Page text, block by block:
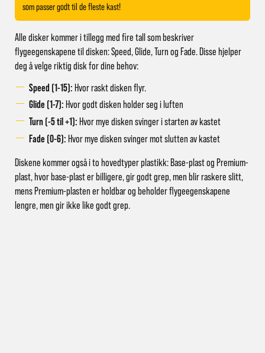
som passer godt til de fleste kast!
Alle disker kommer i tillegg med fire tall som beskriver
flygeegenskapene til disken: Speed, Glide, Turn og Fade. Disse hjelper
deg å velge riktig disk for dine behov:
Speed (1-15): Hvor raskt disken flyr.
Glide (1-7): Hvor godt disken holder seg i luften
Turn (-5 til +1): Hvor mye disken svinger i starten av kastet
Fade (0-6): Hvor mye disken svinger mot slutten av kastet
Diskene kommer også i to hovedtyper plastikk: Base-plast og Premium-
plast, hvor base-plast er billigere, gir godt grep, men blir raskere slitt,
mens Premium-plasten er holdbar og beholder flygeegenskapene
lengre, men gir ikke like godt grep.